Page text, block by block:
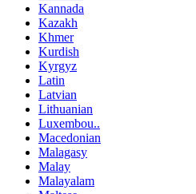
Kannada
Kazakh
Khmer
Kurdish
Kyrgyz
Latin
Latvian
Lithuanian
Luxembou..
Macedonian
Malagasy
Malay
Malayalam